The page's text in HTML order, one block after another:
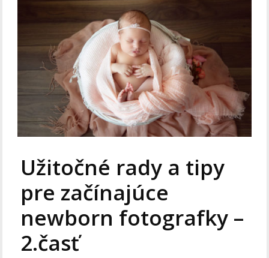
Užitočné rady a tipy
pre začínajúce
newborn fotografky –
2.časť